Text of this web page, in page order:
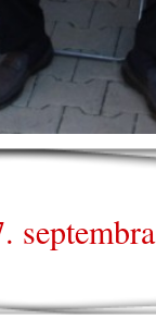
septembra